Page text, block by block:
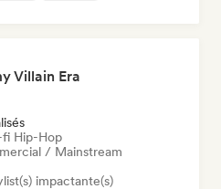
Villain Era
Hip-Hop
/ Mainstream
impactante(s)